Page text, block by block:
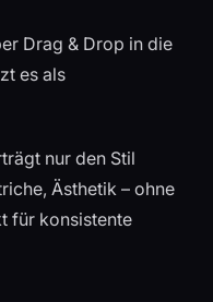
Drag & Drop in die
es als
nur den Stil
Ästhetik – ohne
für konsistente